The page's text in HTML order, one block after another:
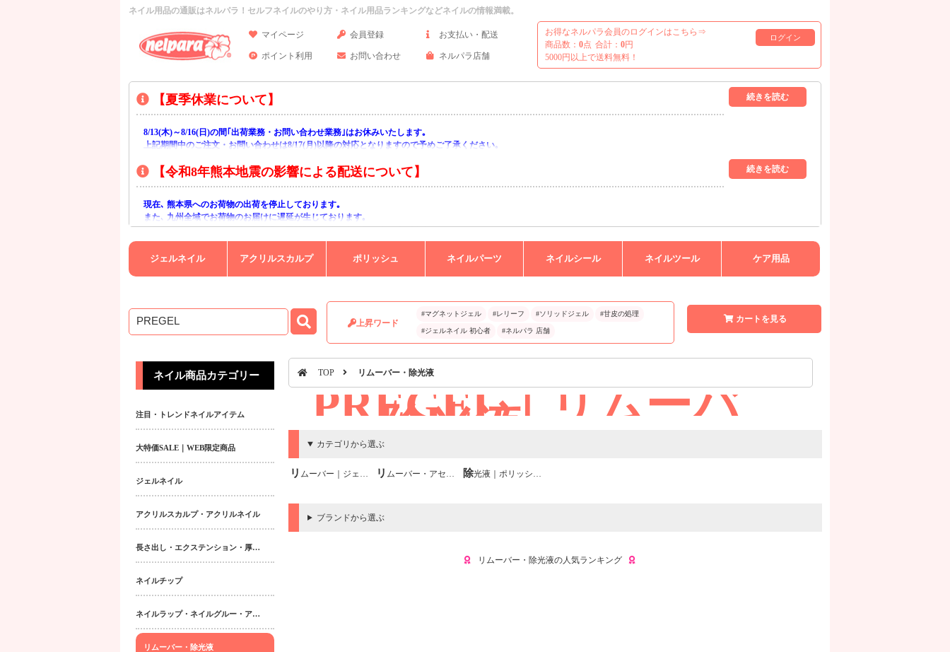
ネイル用品の通販はネルパラ！セルフネイルのやり方・ネイル用品ランキングなどネイルの情報満載。
マイページ 会員登録 お支払い・配送
ポイント利用 お問い合わせ ネルパラ店舗
お得なネルパラ会員のログインはこちら⇒
ログイン
商品数： 0点 合計： 0円
5000円以上で送料無料！
【夏季休業について】
8/13(木)～8/16(日)の間｢出荷業務・お問い合わせ業務｣はお休みいたします｡
上記期間中のご注文・お問い合わせは8/17(月)以降の対応となりますので予めご了承ください｡
【令和8年熊本地震の影響による配送について】
現在､ 熊本県へのお荷物の出荷を停止しております｡
また､ 九州全域でお荷物のお届けに遅延が生じております｡
ご不便をおかけいたしますが､ 何卒ご理解賜りますようお願い申し上げます｡
ジェルネイル アクリルスカルプ ポリッシュ ネイルパーツ ネイルシール ネイルツール ケア用品
上昇ワード
#マグネットジェル #レリーフ #ソリッドジェル #甘皮の処理
#ジェルネイル 初心者 #ネルパラ 店舗
カートを見る
ネイル商品カテゴリー
注目・トレンドネイルアイテム
大特価SALE｜WEB限定商品
ジェルネイル
アクリルスカルプ・アクリルネイル
長さ出し・エクステンション・厚み出しアイテム
ネイルチップ
ネイルラップ・ネイルグルー・アクティベーター・フィラー
リムーバー・除光液
TOP リムーバー・除光液
PREGEL｜リムーバ
ー・除光液
カテゴリから選ぶ
リムーバー｜ジェルネイル用 リムーバー・アセトン｜アクリルスカルプ用 除光液｜ポリッシュ・マニキュア用
ブランドから選ぶ
リムーバー・除光液の人気ランキング